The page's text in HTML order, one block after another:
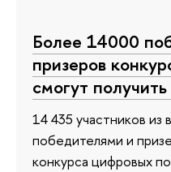
Более 14000
призеров
смогут
14 435 участников из
победителями и
конкурса цифровых